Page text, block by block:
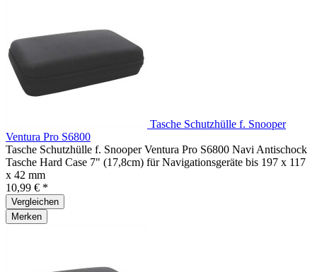
Tasche Schutzhülle f. Snooper
Ventura Pro S6800
Tasche Schutzhülle f. Snooper Ventura Pro S6800 Navi Antischock
Tasche Hard Case 7" (17,8cm) für Navigationsgeräte bis 197 x 117
x 42 mm
10,99 € *
Vergleichen
Merken